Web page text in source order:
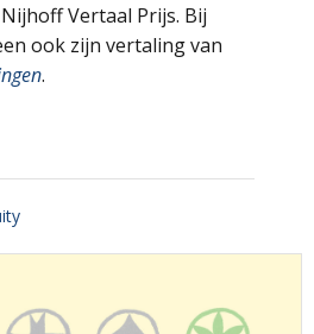
Vertaal Prijs. Bij
ook zijn vertaling van
.